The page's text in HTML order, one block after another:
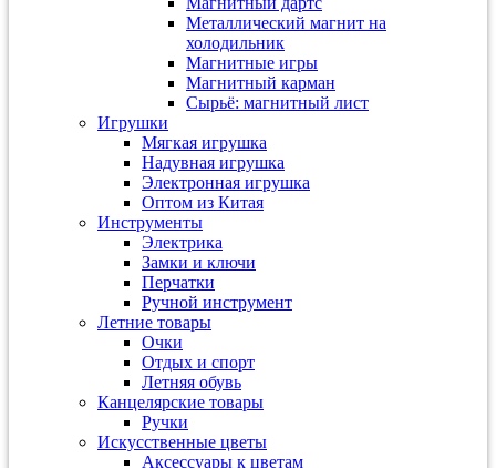
Металлический магнит на
холодильник
Магнитные игры
Магнитный карман
Сырьё: магнитный лист
Игрушки
Мягкая игрушка
Надувная игрушка
Электронная игрушка
Оптом из Китая
Инструменты
Электрика
Замки и ключи
Перчатки
Ручной инструмент
Летние товары
Очки
Отдых и спорт
Летняя обувь
Канцелярские товары
Ручки
Искусственные цветы
Аксессуары к цветам